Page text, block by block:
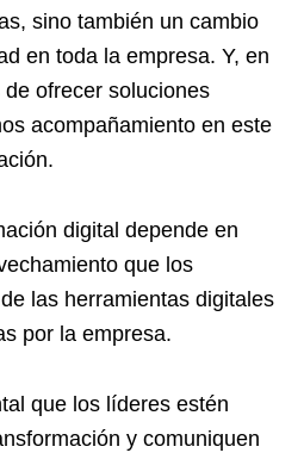
sino también un cambio
en toda la empresa. Y, en
ofrecer soluciones
acompañamiento en este
digital depende en
que los
las herramientas digitales
por la empresa.
que los líderes estén
y comuniquen